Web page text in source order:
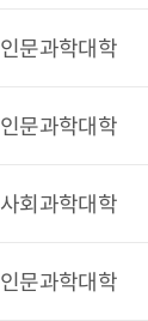
인문과학대학
인문과학대학
사회과학대학
인문과학대학